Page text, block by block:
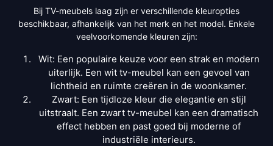
Bij TV-meubels laag zijn er verschillende kleuropties
beschikbaar, afhankelijk van het merk en het model. Enkele
veelvoorkomende kleuren zijn:
Wit: Een populaire keuze voor een strak en modern
uiterlijk. Een wit tv-meubel kan een gevoel van
lichtheid en ruimte creëren in de woonkamer.
Zwart: Een tijdloze kleur die elegantie en stijl
uitstraalt. Een zwart tv-meubel kan een dramatisch
effect hebben en past goed bij moderne of
industriële interieurs.